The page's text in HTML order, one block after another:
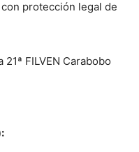
protección legal de